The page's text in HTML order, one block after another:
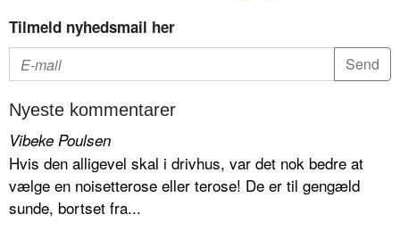
Tilmeld nyhedsmail her
Nyeste kommentarer
Vibeke Poulsen
Hvis den alligevel skal i drivhus, var det nok bedre at
vælge en noisetterose eller terose! De er til gengæld
sunde, bortset fra...